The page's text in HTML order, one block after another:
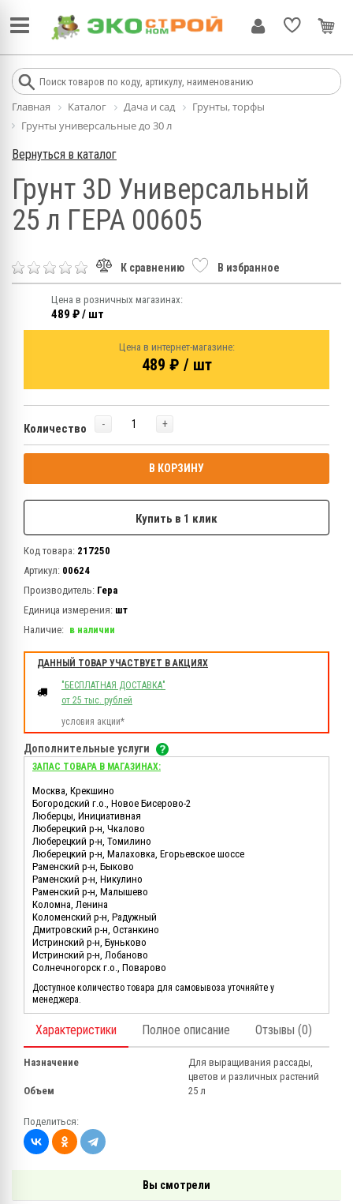
Главная Каталог Дача и сад
Грунты, торфы
Грунты универсальные до 30 л
Вернуться в каталог
Грунт 3D Универсальный
25 л ГЕРА 00605
К сравнению В избранное
Цена в розничных магазинах:
489 ₽ / шт
Цена в интернет-магазине:
489 ₽ / шт
Количество - +
В КОРЗИНУ
Купить в 1 клик
Код товара: 217250
Артикул: 00624
Производитель: Гера
Единица измерения: шт
Наличие: в наличии
ДАННЫЙ ТОВАР УЧАСТВУЕТ В АКЦИЯХ
"БЕСПЛАТНАЯ ДОСТАВКА"
от 25 тыс. рублей
условия акции*
Дополнительные услуги
ЗАПАС ТОВАРА В МАГАЗИНАХ:
Москва, Крекшино
Богородский г.о., Новое Бисерово-2
Люберцы, Инициативная
Люберецкий р-н, Чкалово
Люберецкий р-н, Томилино
Люберецкий р-н, Малаховка, Егорьевское шоссе
Раменский р-н, Быково
Раменский р-н, Никулино
Раменский р-н, Малышево
Коломна, Ленина
Коломенский р-н, Радужный
Дмитровский р-н, Останкино
Истринский р-н, Буньково
Истринский р-н, Лобаново
Солнечногорск г.о., Поварово
Доступное количество товара для самовывоза уточняйте у
менеджера.
Характеристики Полное описание Отзывы (0)
Назначение
Для выращивания рассады,
цветов и различных растений
Объем
25 л
Поделиться:
Вы смотрели